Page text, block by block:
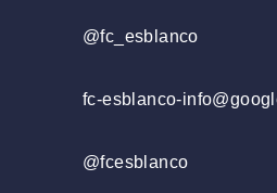
@fc_esblanco
fc-esblanco-
@fcesblanco